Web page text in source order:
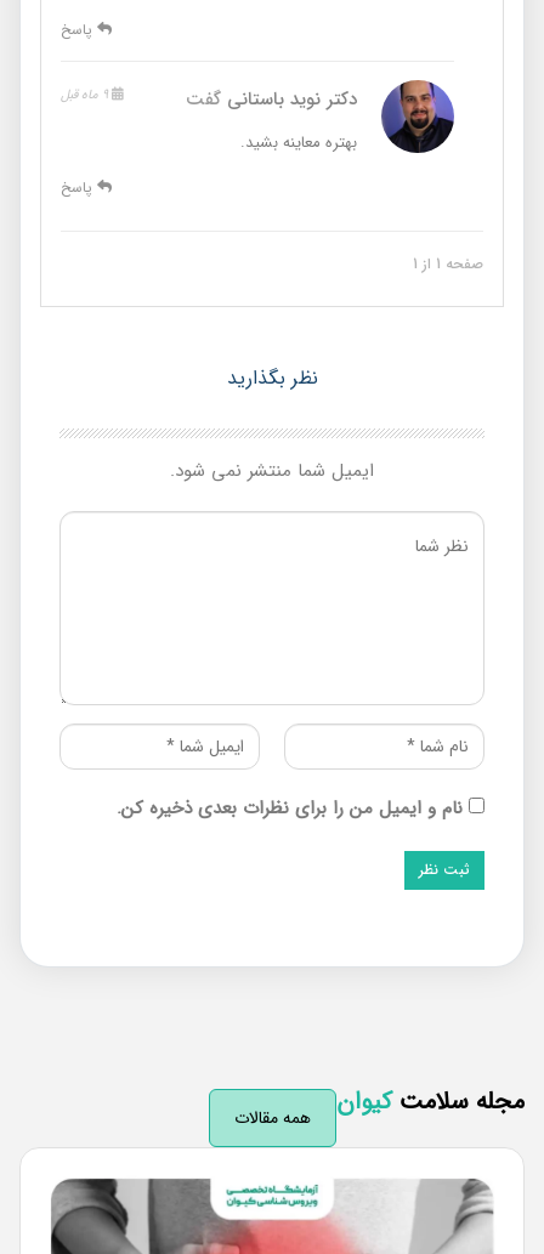
پاسخ
دکتر نوید باستانیگفت
بهتره معاینه بشید.
پاسخ
صفحه 1 از 1
نظر بگذارید
ایمیل شما منتشر نمی شود.
نام و ایمیل من را برای نظرات بعدی ذخیره کن.
سلامتکیوان همه مقالات